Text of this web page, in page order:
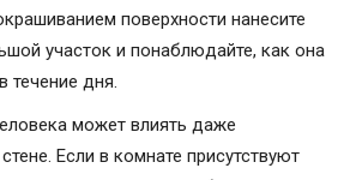
поверхности нанесите
участок и понаблюдайте, как она
течение дня.
может влиять даже
Если в комнате присутствуют